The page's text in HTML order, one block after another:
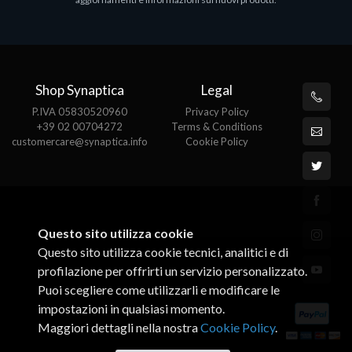
Shop Synaptica
P.IVA 05830520960
+39 02 00704272
customercare@synaptica.info
Legal
Privacy Policy
Terms & Conditions
Cookie Policy
Questo sito utilizza cookie
Questo sito utilizza cookie tecnici, analitici e di
profilazione per offrirti un servizio personalizzato.
Puoi scegliere come utilizzarli e modificare le
impostazioni in qualsiasi momento.
Maggiori dettagli nella nostraCookie Policy.